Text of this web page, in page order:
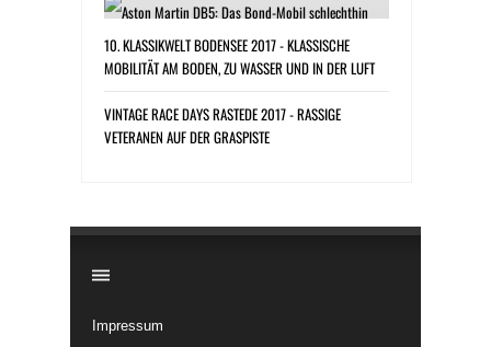
10. KLASSIKWELT BODENSEE 2017 - KLASSISCHE
MOBILITÄT AM BODEN, ZU WASSER UND IN DER LUFT
VINTAGE RACE DAYS RASTEDE 2017 - RASSIGE
VETERANEN AUF DER GRASPISTE
Impressum